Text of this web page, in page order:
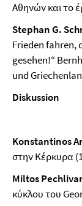
Αθηνών και το
Stephan G.
Frieden fahren,
gesehen!“
und
Diskussion
Konstantinos
στην Κέρκυρα
Miltos
κύκλου του